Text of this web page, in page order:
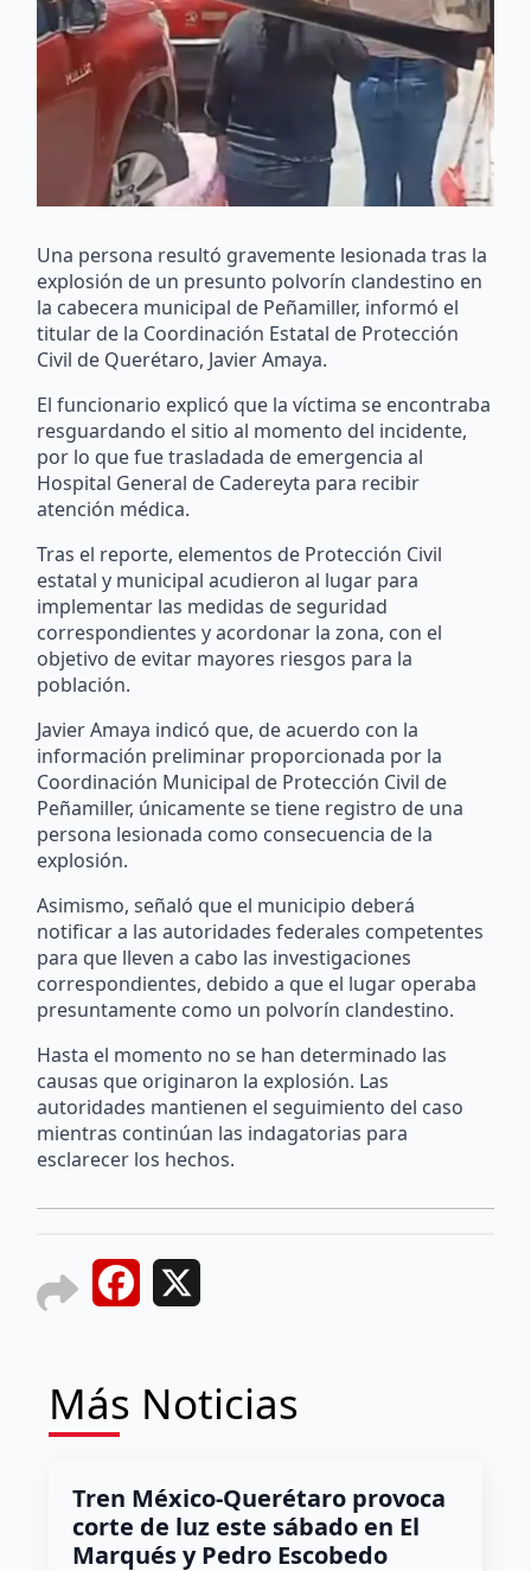
Una persona resultó gravemente lesionada tras la
explosión de un presunto polvorín clandestino en
la cabecera municipal de Peñamiller, informó el
titular de la Coordinación Estatal de Protección
Civil de Querétaro, Javier Amaya.
El funcionario explicó que la víctima se encontraba
resguardando el sitio al momento del incidente,
por lo que fue trasladada de emergencia al
Hospital General de Cadereyta para recibir
atención médica.
Tras el reporte, elementos de Protección Civil
estatal y municipal acudieron al lugar para
implementar las medidas de seguridad
correspondientes y acordonar la zona, con el
objetivo de evitar mayores riesgos para la
población.
Javier Amaya indicó que, de acuerdo con la
información preliminar proporcionada por la
Coordinación Municipal de Protección Civil de
Peñamiller, únicamente se tiene registro de una
persona lesionada como consecuencia de la
explosión.
Asimismo, señaló que el municipio deberá
notificar a las autoridades federales competentes
para que lleven a cabo las investigaciones
correspondientes, debido a que el lugar operaba
presuntamente como un polvorín clandestino.
Hasta el momento no se han determinado las
causas que originaron la explosión. Las
autoridades mantienen el seguimiento del caso
mientras continúan las indagatorias para
esclarecer los hechos.
Facebook
Más Noticias
Tren México-Querétaro provoca
corte de luz este sábado en El
Marqués y Pedro Escobedo